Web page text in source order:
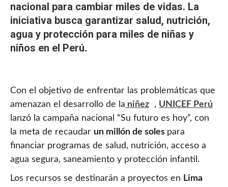
nacional para cambiar miles de vidas. La
iniciativa busca garantizar salud, nutrición,
agua y protección para miles de niñas y
niños en el Perú.
Con el objetivo de enfrentar las problemáticas que
amenazan el desarrollo de la niñez , UNICEF Perú
lanzó la campaña nacional “Su futuro es hoy”, con
la meta de recaudar un millón de soles para
financiar programas de salud, nutrición, acceso a
agua segura, saneamiento y protección infantil.
Los recursos se destinarán a proyectos en Lima